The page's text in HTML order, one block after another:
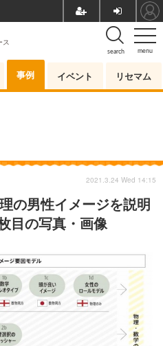
menu
search
ス
事例 イベント リセマム
の男性イメージを説明
目の写真・画像
2021.3.24 Wed 14:15